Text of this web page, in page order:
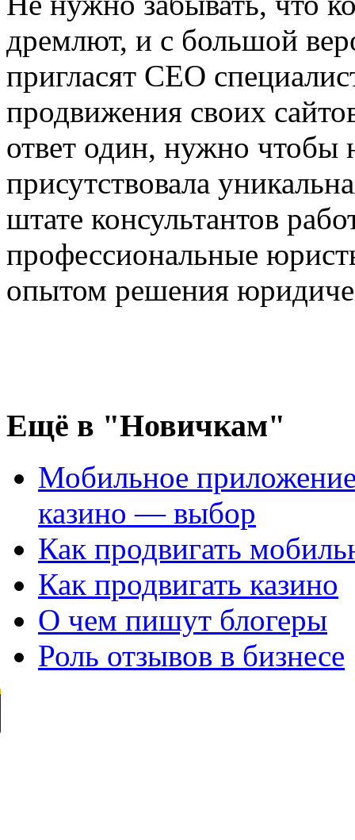
дремлют, и с большой
пригласят СЕО
продвижения своих
ответ один, нужно чтобы
присутствовала
штате консультантов
профессиональные
опытом решения
Ещё в "Новичкам"
Мобильное
казино — выбор
Как продвигать
Как продвигать казино
О чем пишут блогеры
Роль отзывов в бизнесе